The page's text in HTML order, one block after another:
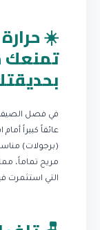
☀️
تمنعك
في فصل الصيف
عائقاً كبيراً
(برجولات)
مريح تماماً،
التي استثمرت